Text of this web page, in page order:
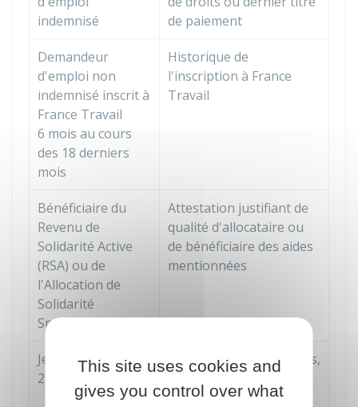
indemnisé
de paiement
Demandeur
d'emploi non
indemnisé inscrit à
France Travail
6 mois au cours
des 18 derniers
mois
Historique de
l'inscription à France
Travail
Bénéficiaire du
Revenu de
Solidarité Active
(RSA) ou de
l'Allocation de
Solidarité
Spécifique (ASS)
Attestation justifiant de
qualité d'allocataire ou
de bénéficiaire des aides
mentionnées
Jeune de 18 à
25 ans révolus
Pour les moins de 26 ans,
attestant de la date de
This site uses cookies and
gives you control over what